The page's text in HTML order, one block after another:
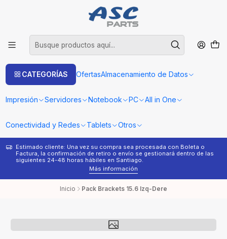
CATEGORÍAS OfertasAlmacenamiento de Datos
Impresión Servidores Notebook PC All in One
Conectividad y Redes Tablets Otros
Estimado cliente: Una vez su compra sea procesada con Boleta o
Factura, la confirmación de retiro o envío se gestionará dentro de las
siguientes 24-48 horas hábiles en Santiago.
Más información
Inicio Pack Brackets 15.6 Izq-Dere